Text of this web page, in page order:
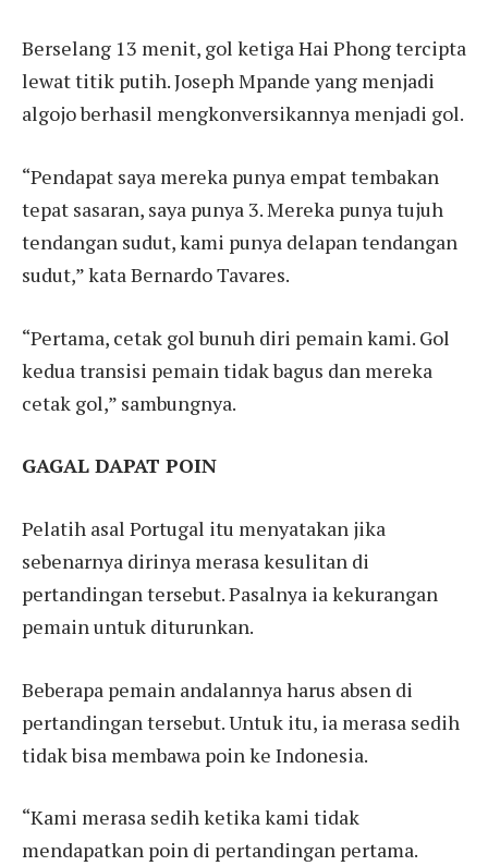
Berselang 13 menit, gol ketiga Hai Phong tercipta
lewat titik putih. Joseph Mpande yang menjadi
algojo berhasil mengkonversikannya menjadi gol.
“Pendapat saya mereka punya empat tembakan
tepat sasaran, saya punya 3. Mereka punya tujuh
tendangan sudut, kami punya delapan tendangan
sudut,” kata Bernardo Tavares.
“Pertama, cetak gol bunuh diri pemain kami. Gol
kedua transisi pemain tidak bagus dan mereka
cetak gol,” sambungnya.
GAGAL DAPAT POIN
Pelatih asal Portugal itu menyatakan jika
sebenarnya dirinya merasa kesulitan di
pertandingan tersebut. Pasalnya ia kekurangan
pemain untuk diturunkan.
Beberapa pemain andalannya harus absen di
pertandingan tersebut. Untuk itu, ia merasa sedih
tidak bisa membawa poin ke Indonesia.
“Kami merasa sedih ketika kami tidak
mendapatkan poin di pertandingan pertama.